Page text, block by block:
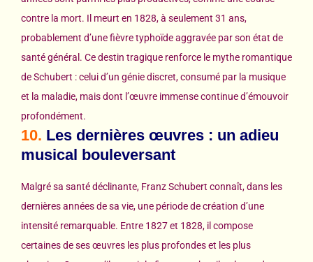
contre la mort. Il meurt en 1828, à seulement 31 ans,
probablement d’une fièvre typhoïde aggravée par son état de
santé général. Ce destin tragique renforce le mythe romantique
de Schubert : celui d’un génie discret, consumé par la musique
et la maladie, mais dont l’œuvre immense continue d’émouvoir
profondément.
10. Les dernières œuvres : un adieu
musical bouleversant
Malgré sa santé déclinante, Franz Schubert connaît, dans les
dernières années de sa vie, une période de création d’une
intensité remarquable. Entre 1827 et 1828, il compose
certaines de ses œuvres les plus profondes et les plus